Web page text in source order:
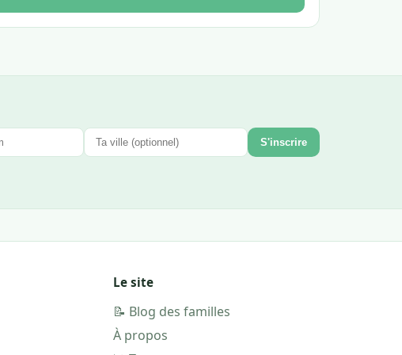
S'inscrire
Le site
📝 Blog des familles
À propos